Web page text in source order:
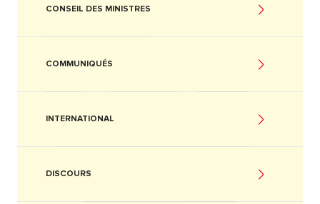
CONSEIL DES MINISTRES
COMMUNIQUÉS
INTERNATIONAL
DISCOURS